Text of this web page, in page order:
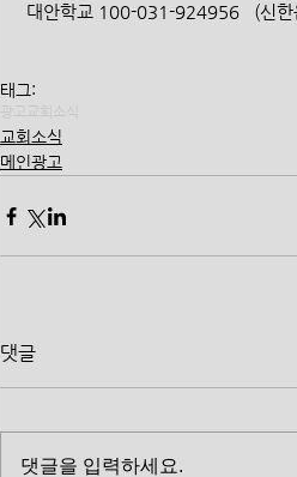
대안학교 100-031-924956   (신한
태그:
교회소식
메인광고
댓글
댓글을 입력하세요.